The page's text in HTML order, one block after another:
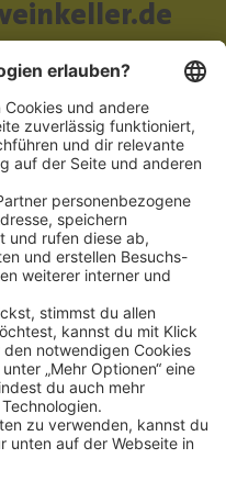
zzgl. Versandkosten und ggf.